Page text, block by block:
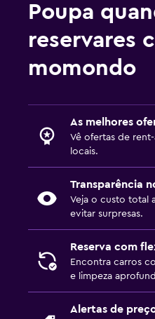
Poupa
reservares
momondo
As melhores
Vê ofertas de
locais.
Transparência
Veja o custo total
evitar surpresas.
Reserva com
Encontra carros
e limpeza
Alertas de